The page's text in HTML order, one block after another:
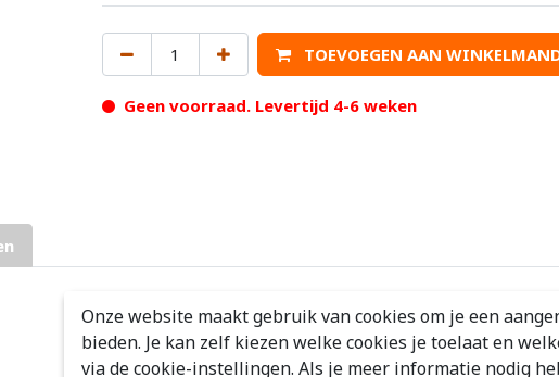
TOEVOEGEN AAN
Geen voorraad. Levertijd 4-6 weken
Onze website maakt gebruik van cookies om je een
bieden. Je kan zelf kiezen welke cookies je toelaat en
via de cookie-instellingen. Als je meer informatie nodig